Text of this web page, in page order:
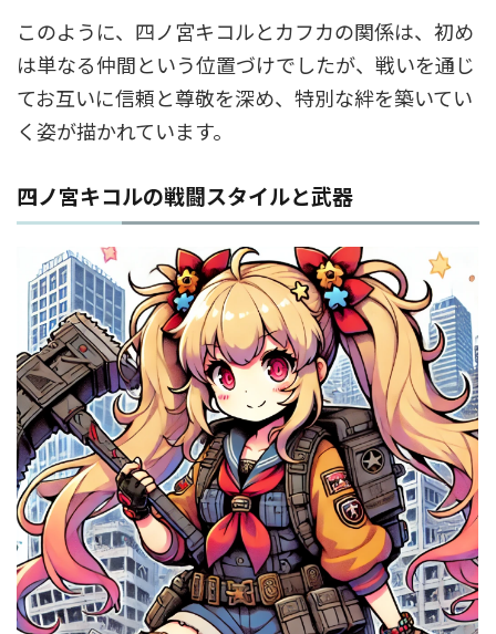
このように、四ノ宮キコルとカフカの関係は、初め
は単なる仲間という位置づけでしたが、戦いを通じ
てお互いに信頼と尊敬を深め、特別な絆を築いてい
く姿が描かれています。
四ノ宮キコルの戦闘スタイルと武器